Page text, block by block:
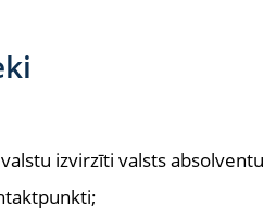
valstu izvirzīti valsts absolventu